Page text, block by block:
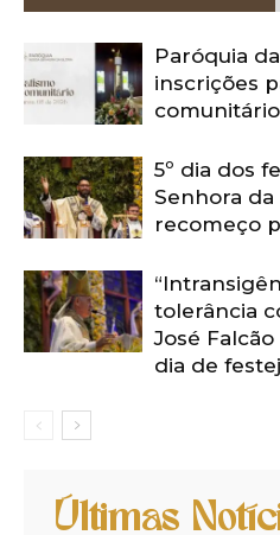
Paróquia
inscrições
5º dia dos
Senhora da
recomeço
tolerância
José
dia de
Últimas